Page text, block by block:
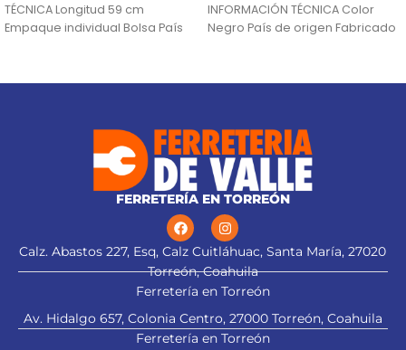
TÉCNICA Longitud 59 cm
Empaque individual Bolsa País
INFORMACIÓN TÉCNICA Color
Negro País de origen Fabricado
FERRETERÍA EN TORREÓN
Calz. Abastos 227, Esq, Calz Cuitláhuac, Santa María, 27020
Torreón, Coahuila
Ferretería en Torreón
Av. Hidalgo 657, Colonia Centro, 27000 Torreón, Coahuila
Ferretería en Torreón